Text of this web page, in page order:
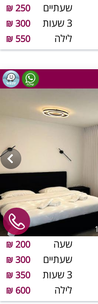
שעתיים 250 ₪
3 שעות 300 ₪
לילה 550 ₪
שעה 200 ₪
שעתיים 300 ₪
3 שעות 350 ₪
לילה 600 ₪